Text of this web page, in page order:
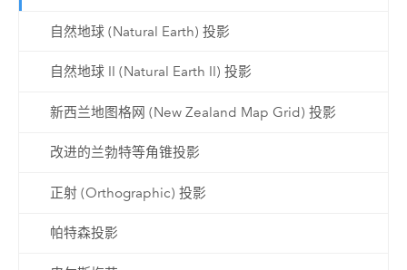
自然地球 (Natural Earth) 投影
自然地球 II (Natural Earth II) 投影
新西兰地图格网 (New Zealand Map Grid) 投影
改进的兰勃特等角锥投影
正射 (Orthographic) 投影
帕特森投影